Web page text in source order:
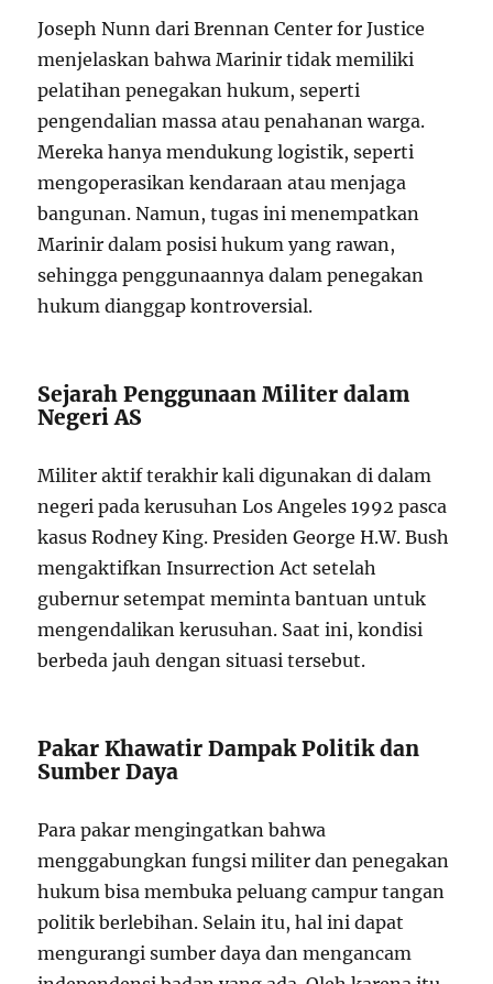
Joseph Nunn dari Brennan Center for Justice
menjelaskan bahwa Marinir tidak memiliki
pelatihan penegakan hukum, seperti
pengendalian massa atau penahanan warga.
Mereka hanya mendukung logistik, seperti
mengoperasikan kendaraan atau menjaga
bangunan. Namun, tugas ini menempatkan
Marinir dalam posisi hukum yang rawan,
sehingga penggunaannya dalam penegakan
hukum dianggap kontroversial.
Sejarah Penggunaan Militer dalam
Negeri AS
Militer aktif terakhir kali digunakan di dalam
negeri pada kerusuhan Los Angeles 1992 pasca
kasus Rodney King. Presiden George H.W. Bush
mengaktifkan Insurrection Act setelah
gubernur setempat meminta bantuan untuk
mengendalikan kerusuhan. Saat ini, kondisi
berbeda jauh dengan situasi tersebut.
Pakar Khawatir Dampak Politik dan
Sumber Daya
Para pakar mengingatkan bahwa
menggabungkan fungsi militer dan penegakan
hukum bisa membuka peluang campur tangan
politik berlebihan. Selain itu, hal ini dapat
mengurangi sumber daya dan mengancam